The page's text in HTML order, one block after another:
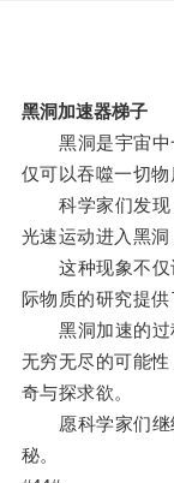
黑洞加速器梯子
黑洞是宇宙中
仅可以吞噬一切物
科学家们发现
光速运动进入黑洞
这种现象不仅
际物质的研究提供
黑洞加速的过
无穷无尽的可能
奇与探求欲。
愿科学家们继
秘。